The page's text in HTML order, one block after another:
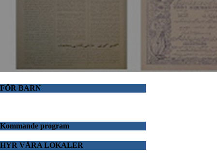
FÖR BARN
Kommande program
HYR VÅRA LOKALER